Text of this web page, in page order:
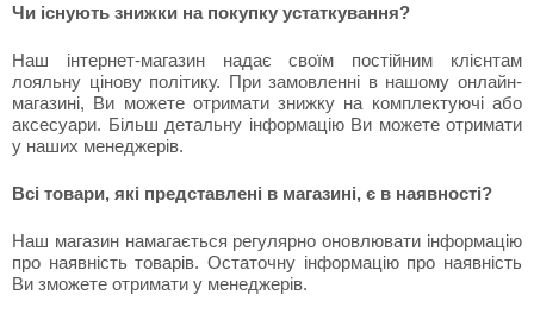
Чи існують знижки на покупку устаткування?
Наш інтернет-магазин надає своїм постійним клієнтам
лояльну цінову політику. При замовленні в нашому онлайн-
магазині, Ви можете отримати знижку на комплектуючі або
аксесуари. Більш детальну інформацію Ви можете отримати
у наших менеджерів.
Всі товари, які представлені в магазині, є в наявності?
Наш магазин намагається регулярно оновлювати інформацію
про наявність товарів. Остаточну інформацію про наявність
Ви зможете отримати у менеджерів.